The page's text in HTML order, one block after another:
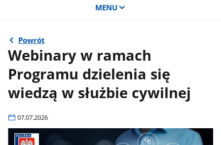
MENU
Powrót
Webinary w ramach
Programu dzielenia się
wiedzą w służbie cywilnej
07.07.2026